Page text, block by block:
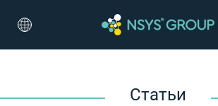
Статьи